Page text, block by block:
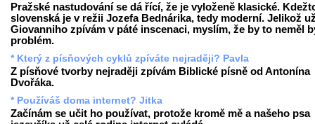
Pražské nastudování se dá řící, že je vyloženě klasické.
slovenská je v režii Jozefa Bednárika, tedy moderní. Jelikož
Giovanniho zpívám v páté inscenaci, myslím, že by to neměl
problém.
* Který z písňových cyklů zpíváte nejraději? Pavla
Z písňové tvorby nejraději zpívám Biblické písně od Antonína
Dvořáka.
* Používáš doma internet? Jitka
Začínám se učit ho používat, protože kromě mě a našeho psa